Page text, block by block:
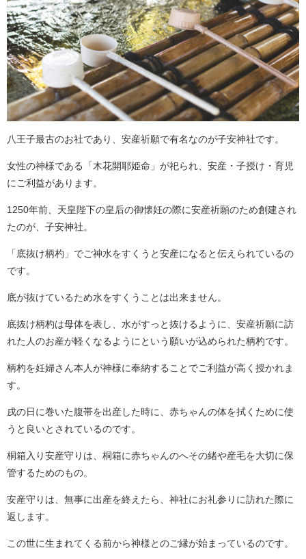
八王子最古のお社であり、安産祈願で有名なのが子安神社です。
女性の神様である「木花開耶姫命」が祀られ、安産・子授け・育児
にご利益があります。
1250年前、天皇陛下の皇后の御懐妊の際に安産祈願のため創建され
たのが、子安神社。
「底抜け柄杓」でご神水をすくうと安産になると伝えられているの
です。
底が抜けているため水をすくうことは出来ません。
底抜け柄杓は母体を表し、水がすっと抜けるように、安産祈願に訪
れた人のお産が軽くなるようにという願いが込められた柄杓です。
柄杓を妊婦さん本人が神様に奉納することでご利益が高く授かれま
す。
戌の日に巻いた腹帯を出産した時に、赤ちゃんの体を拭くために使
うと良いとされているのです。
桐箱入り安産守りは、桐箱に赤ちゃんのへその緒や産毛を大切に保
管するためのもの。
安産守りは、無事に出産を終えたら、神社にお礼参りに訪れた際に
返します。
この世に生まれてくる前から神様とのご縁が始まっているのです。